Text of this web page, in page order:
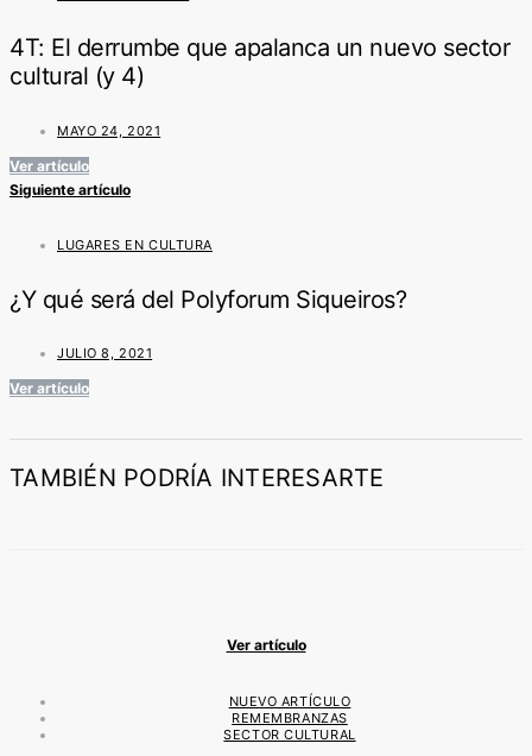
4T: El derrumbe que apalanca un nuevo sector
cultural (y 4)
MAYO 24, 2021
Ver artículo
Siguiente artículo
LUGARES EN CULTURA
¿Y qué será del Polyforum Siqueiros?
JULIO 8, 2021
Ver artículo
TAMBIÉN PODRÍA INTERESARTE
Ver artículo
NUEVO ARTÍCULO
REMEMBRANZAS
SECTOR CULTURAL